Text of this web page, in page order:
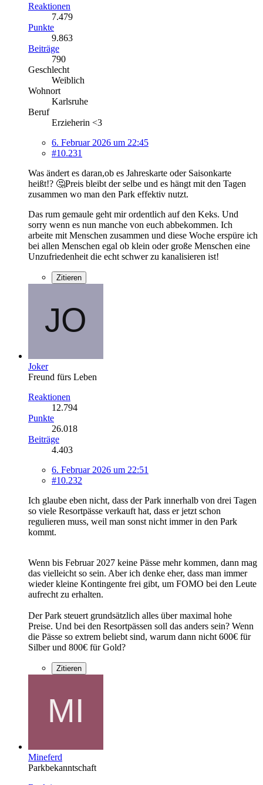
Reaktionen
7.479
Punkte
9.863
Beiträge
790
Geschlecht
Weiblich
Wohnort
Karlsruhe
Beruf
Erzieherin <3
6. Februar 2026 um 22:45
#10.231
Was ändert es daran,ob es Jahreskarte oder Saisonkarte
heißt!? 🤔Preis bleibt der selbe und es hängt mit den Tagen
zusammen wo man den Park effektiv nutzt.
Das rum gemaule geht mir ordentlich auf den Keks. Und
sorry wenn es nun manche von euch abbekommen. Ich
arbeite mit Menschen zusammen und diese Woche erspüre ich
bei allen Menschen egal ob klein oder große Menschen eine
Unzufriedenheit die echt schwer zu kanalisieren ist!
Zitieren
Joker
Freund fürs Leben
Reaktionen
12.794
Punkte
26.018
Beiträge
4.403
6. Februar 2026 um 22:51
#10.232
Ich glaube eben nicht, dass der Park innerhalb von drei Tagen
so viele Resortpässe verkauft hat, dass er jetzt schon
regulieren muss, weil man sonst nicht immer in den Park
kommt.
Wenn bis Februar 2027 keine Pässe mehr kommen, dann mag
das vielleicht so sein. Aber ich denke eher, dass man immer
wieder kleine Kontingente frei gibt, um FOMO bei den Leute
aufrecht zu erhalten.
Der Park steuert grundsätzlich alles über maximal hohe
Preise. Und bei den Resortpässen soll das anders sein? Wenn
die Pässe so extrem beliebt sind, warum dann nicht 600€ für
Silber und 800€ für Gold?
Zitieren
Mineferd
Parkbekanntschaft